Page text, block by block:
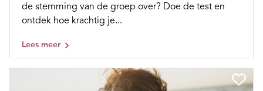
de stemming van de groep over? Doe de test en
ontdek hoe krachtig je...
Lees meer